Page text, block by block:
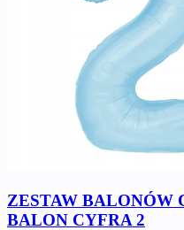
ZESTAW BALONÓW
BALON CYFRA 2